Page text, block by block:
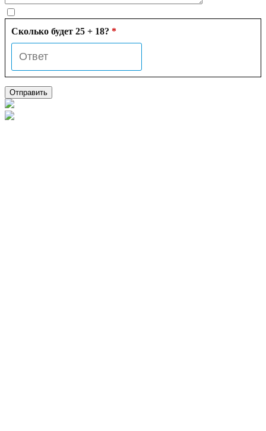
Сколько будет 25 + 18? *